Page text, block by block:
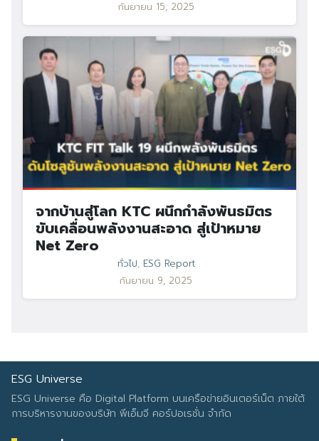
กันยายน 15, 2025
จากบ้านสู่โลก KTC ผนึกกำลังพันธมิตร
ขับเคลื่อนพลังงานสะอาด สู่เป้าหมาย
Net Zero
ทั่วไป, ESG Report
กันยายน 9, 2025
ESG Universe
ESG Universe คือ Digital Platform บนเครือข่ายอินเตอร์เน็ต ภายใต้
การบริหารงานของบริษัท พีเอ็มจี คอร์ปอเรชั่น จำกัด